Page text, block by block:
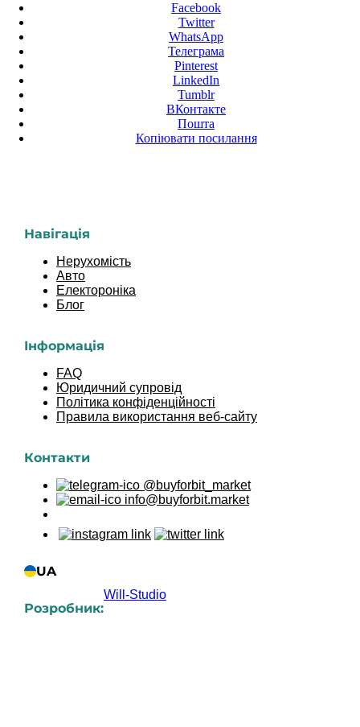
Facebook
Twitter
WhatsApp
Телеграма
Pinterest
LinkedIn
Tumblr
ВКонтакте
Пошта
Копіювати посилання
Навігація
Нерухомість
Авто
Електороніка
Блог
Інформація
FAQ
Юридичний супровід
Політика конфіденційності
Правила використання веб-сайту
Контакти
@buyforbit_market
info@buyforbit.market
UA
UK
Розробник:
Will-Studio